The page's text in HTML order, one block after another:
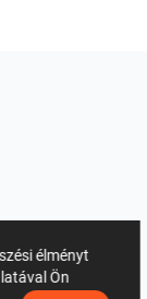
élményt
Ön